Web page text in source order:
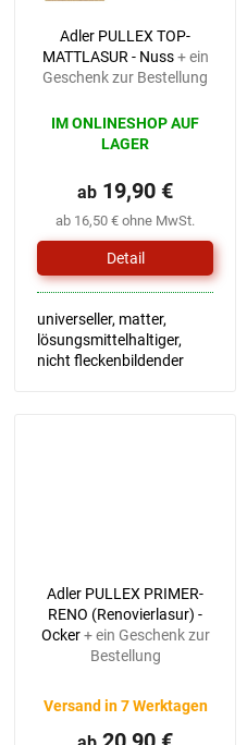
Adler PULLEX TOP-
MATTLASUR - Nuss+ ein
Geschenk zur Bestellung
IM ONLINESHOP AUF
LAGER
ab 16,50 € ohne MwSt.
ab 19,90 €
Detail
universeller, matter,
lösungsmittelhaltiger,
nicht fleckenbildender
Adler PULLEX PRIMER-
RENO (Renovierlasur) -
Ocker+ ein Geschenk zur
Bestellung
Versand in 7 Werktagen